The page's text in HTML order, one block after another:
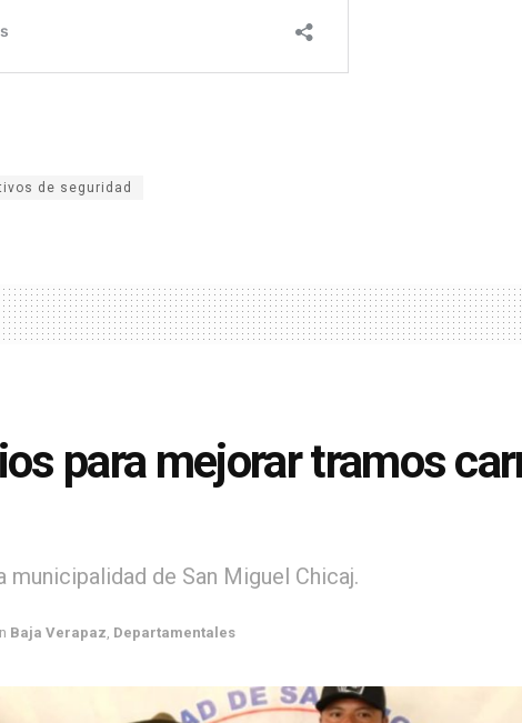
de seguridad
para mejorar tramos
de San Miguel Chicaj.
Baja Verapaz, Departamentales